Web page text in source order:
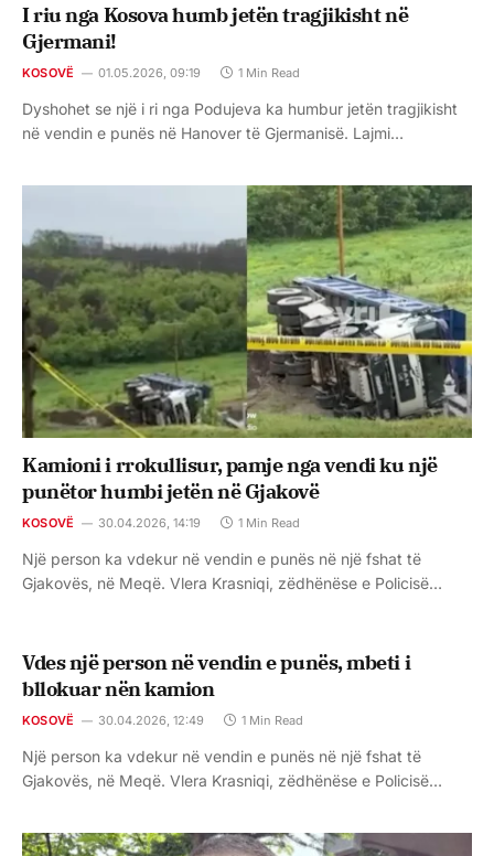
I riu nga Kosova humb jetën tragjikisht në
Gjermani!
KOSOVË 01.05.2026, 09:19 1 Min Read
Dyshohet se një i ri nga Podujeva ka humbur jetën tragjikisht
në vendin e punës në Hanover të Gjermanisë. Lajmi…
Kamioni i rrokullisur, pamje nga vendi ku një
punëtor humbi jetën në Gjakovë
KOSOVË 30.04.2026, 14:19 1 Min Read
Një person ka vdekur në vendin e punës në një fshat të
Gjakovës, në Meqë. Vlera Krasniqi, zëdhënëse e Policisë…
Vdes një person në vendin e punës, mbeti i
bllokuar nën kamion
KOSOVË 30.04.2026, 12:49 1 Min Read
Një person ka vdekur në vendin e punës në një fshat të
Gjakovës, në Meqë. Vlera Krasniqi, zëdhënëse e Policisë…